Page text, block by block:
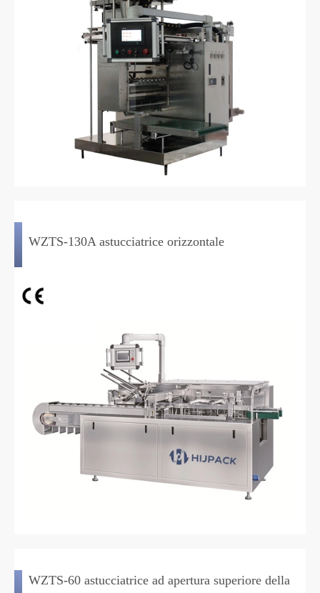
WZTS-130A astucciatrice orizzontale
WZTS-60 astucciatrice ad apertura superiore della